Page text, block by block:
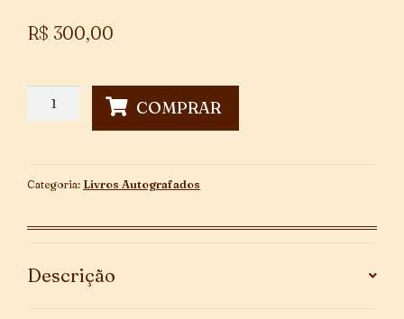
R$ 300,00
Autografado
COMPRAR
Categoria: Livros Autografados
Descrição